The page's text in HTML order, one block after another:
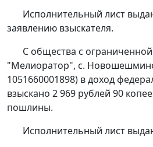
Исполнительный лист
заявлению взыскателя.
С общества с
"Мелиоратор", с.
1051660001898) в доход
взыскано 2 969 рублей 90
пошлины.
Исполнительный лист